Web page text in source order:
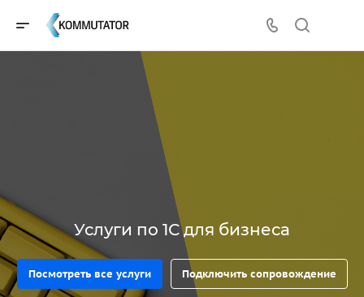
Услуги по 1С для бизнеса
Посмотреть все услуги Подключить сопровождение